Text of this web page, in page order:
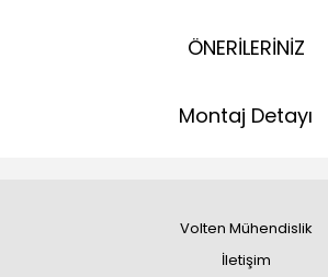
ÖNERİLERİNİZ
Montaj Detayı
Volten Mühendislik
İletişim